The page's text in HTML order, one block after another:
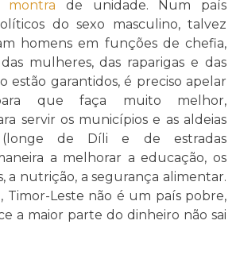
montra de unidade. Num país
do sexo masculino, talvez
homens em funções de chefia,
mulheres, das raparigas e das
estão garantidos, é preciso apelar
que faça muito melhor,
servir os municípios e as aldeias
(longe de Díli e de estradas
a melhorar a educação, os
a nutrição, a segurança alimentar.
Timor-Leste não é um país pobre,
a maior parte do dinheiro não sai